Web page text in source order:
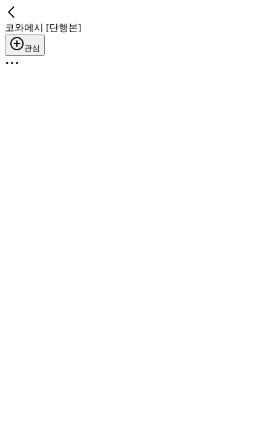
코와메시 [단행본]
관심